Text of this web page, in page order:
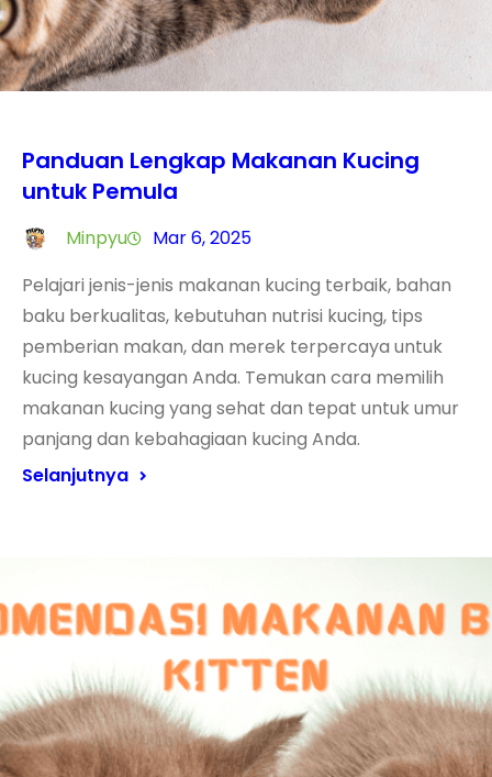
Panduan Lengkap Makanan Kucing
untuk Pemula
Minpyu
Mar 6, 2025
Pelajari jenis-jenis makanan kucing terbaik, bahan
baku berkualitas, kebutuhan nutrisi kucing, tips
pemberian makan, dan merek terpercaya untuk
kucing kesayangan Anda. Temukan cara memilih
makanan kucing yang sehat dan tepat untuk umur
panjang dan kebahagiaan kucing Anda.
Selanjutnya